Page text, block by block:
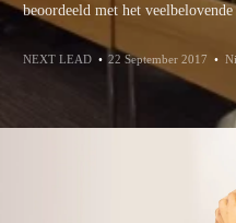
beoordeeld met het
NEXT LEAD 22 September 2017